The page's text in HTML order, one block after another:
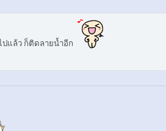
แล้ว ก็ติดลายน้ำอีก